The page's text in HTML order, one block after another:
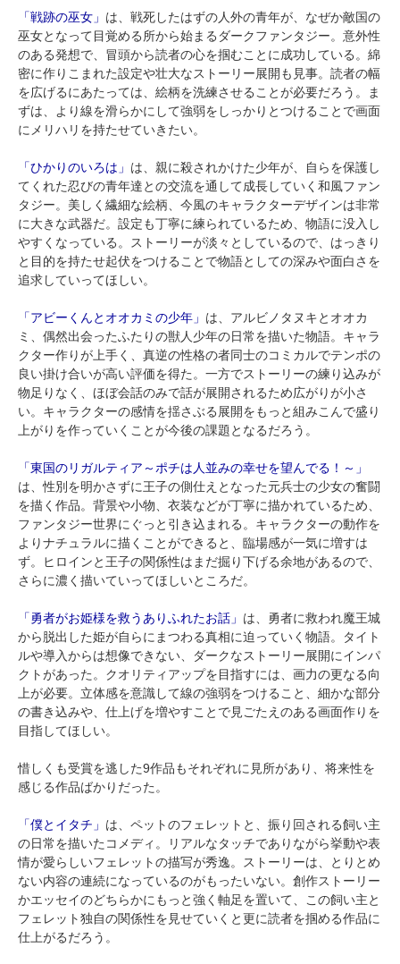
「戦跡の巫女」 は、戦死したはずの人外の青年が、なぜか敵国の
巫女となって目覚める所から始まるダークファンタジー。意外性
のある発想で、冒頭から読者の心を掴むことに成功している。綿
密に作りこまれた設定や壮大なストーリー展開も見事。読者の幅
を広げるにあたっては、絵柄を洗練させることが必要だろう。ま
ずは、より線を滑らかにして強弱をしっかりとつけることで画面
にメリハリを持たせていきたい。
「ひかりのいろは」 は、親に殺されかけた少年が、自らを保護し
てくれた忍びの青年達との交流を通して成長していく和風ファン
タジー。美しく繊細な絵柄、今風のキャラクターデザインは非常
に大きな武器だ。設定も丁寧に練られているため、物語に没入し
やすくなっている。ストーリーが淡々としているので、はっきり
と目的を持たせ起伏をつけることで物語としての深みや面白さを
追求していってほしい。
「アビーくんとオオカミの少年」 は、アルビノタヌキとオオカ
ミ、偶然出会ったふたりの獣人少年の日常を描いた物語。キャラ
クター作りが上手く、真逆の性格の者同士のコミカルでテンポの
良い掛け合いが高い評価を得た。一方でストーリーの練り込みが
物足りなく、ほぼ会話のみで話が展開されるため広がりが小さ
い。キャラクターの感情を揺さぶる展開をもっと組みこんで盛り
上がりを作っていくことが今後の課題となるだろう。
「東国のリガルティア～ポチは人並みの幸せを望んでる！～」
は、性別を明かさずに王子の側仕えとなった元兵士の少女の奮闘
を描く作品。背景や小物、衣装などが丁寧に描かれているため、
ファンタジー世界にぐっと引き込まれる。キャラクターの動作を
よりナチュラルに描くことができると、臨場感が一気に増すは
ず。ヒロインと王子の関係性はまだ掘り下げる余地があるので、
さらに濃く描いていってほしいところだ。
「勇者がお姫様を救うありふれたお話」 は、勇者に救われ魔王城
から脱出した姫が自らにまつわる真相に迫っていく物語。タイト
ルや導入からは想像できない、ダークなストーリー展開にインパ
クトがあった。クオリティアップを目指すには、画力の更なる向
上が必要。立体感を意識して線の強弱をつけること、細かな部分
の書き込みや、仕上げを増やすことで見ごたえのある画面作りを
目指してほしい。
惜しくも受賞を逃した9作品もそれぞれに見所があり、将来性を
感じる作品ばかりだった。
「僕とイタチ」 は、ペットのフェレットと、振り回される飼い主
の日常を描いたコメディ。リアルなタッチでありながら挙動や表
情が愛らしいフェレットの描写が秀逸。ストーリーは、とりとめ
ない内容の連続になっているのがもったいない。創作ストーリー
かエッセイのどちらかにもっと強く軸足を置いて、この飼い主と
フェレット独自の関係性を見せていくと更に読者を掴める作品に
仕上がるだろう。